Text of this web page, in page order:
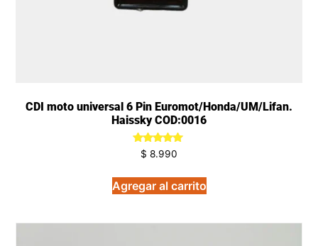
CDI moto universal 6 Pin Euromot/Honda/UM/Lifan.
Haissky COD:0016
Valorado
en
de 5
$ 8.990
Agregar al carrito